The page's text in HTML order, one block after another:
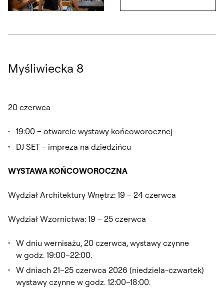
Myśliwiecka 8
20 czerwca
19:00 – otwarcie wystawy końcoworocznej
DJ SET – impreza na dziedzińcu
WYSTAWA KOŃCOWOROCZNA
Wydział Architektury Wnętrz: 19 – 24 czerwca
Wydział Wzornictwa: 19 – 25 czerwca
W dniu wernisażu, 20 czerwca, wystawy czynne
w godz. 19:00–22:00.
W dniach 21–25 czerwca 2026 (niedziela-czwartek)
wystawy czynne w godz. 12:00–18:00.